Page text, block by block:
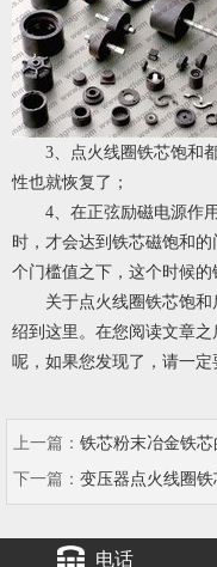
3、点火线圈铁芯饱和都
性也就恢复了；
4、在正弦励磁电源作用
时，才会达到铁芯磁饱和
个门槛值之下，这个时候的
关于点火线圈铁芯饱和
绍到这里。在您阅读文章
呢，如果您发现了，请一定
上一篇： 铁芯粉末冶金铁
下一篇： 变压器点火线圈
电话